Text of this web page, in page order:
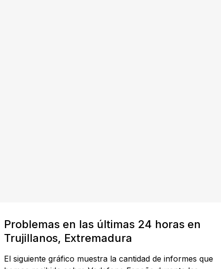
Problemas en las últimas 24 horas en
Trujillanos, Extremadura
El siguiente gráfico muestra la cantidad de informes que